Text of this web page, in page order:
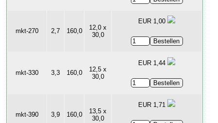
mkt-270 2,7 160,0
12,0 x
30,0
EUR 1,00
mkt-330 3,3 160,0
12,5 x
30,0
EUR 1,44
mkt-390 3,9 160,0
13,5 x
30,0
EUR 1,71